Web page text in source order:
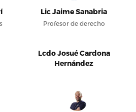
Lic Jaime Sanabria
Profesor de derecho
Lcdo Josué Cardona
Hernández